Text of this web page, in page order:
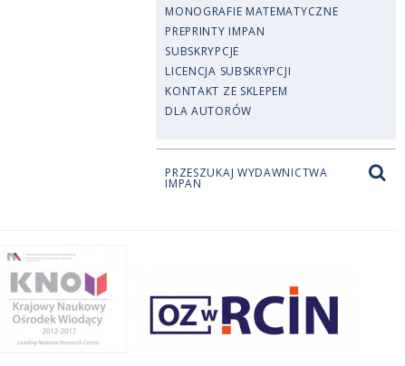
MONOGRAFIE MATEMATYCZNE
PREPRINTY IMPAN
SUBSKRYPCJE
LICENCJA SUBSKRYPCJI
KONTAKT ZE SKLEPEM
DLA AUTORÓW
PRZESZUKAJ WYDAWNICTWA
IMPAN